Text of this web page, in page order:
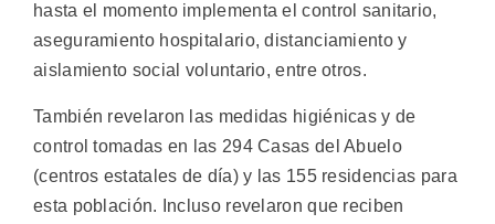
hasta el momento implementa el control sanitario,
aseguramiento hospitalario, distanciamiento y
aislamiento social voluntario, entre otros.
También revelaron las medidas higiénicas y de
control tomadas en las 294 Casas del Abuelo
(centros estatales de día) y las 155 residencias para
esta población. Incluso revelaron que reciben